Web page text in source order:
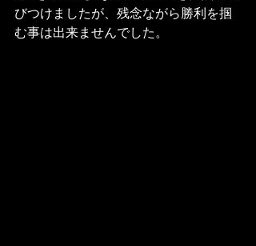
びつけましたが、残念ながら勝利を掴
む事は出来ませんでした。